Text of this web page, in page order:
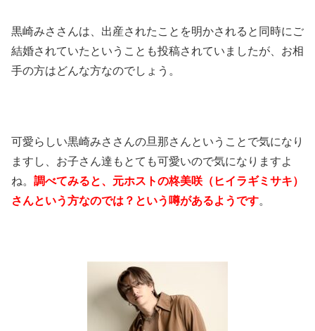
黒崎みささんは、出産されたことを明かされると同時にご
結婚されていたということも投稿されていましたが、お相
手の方はどんな方なのでしょう。
可愛らしい黒崎みささんの旦那さんということで気になり
ますし、お子さん達もとても可愛いので気になりますよ
ね。 調べてみると、元ホストの柊美咲（ヒイラギミサキ）
さんという方なのでは？という噂があるようです。